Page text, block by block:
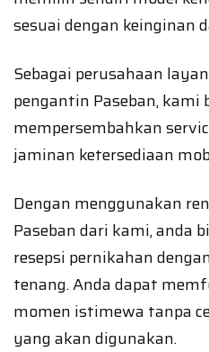
sesuai dengan keinginan
Sebagai perusahaan
pengantin Paseban, kami
mempersembahkan
jaminan ketersediaan
Dengan menggunakan
Paseban dari kami, anda
resepsi pernikahan
tenang. Anda dapat
momen istimewa tanpa
yang akan digunakan.